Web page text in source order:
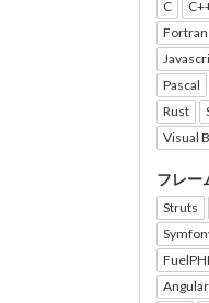
C
Fortran
Pascal
Rust
Visual
フレー
Struts